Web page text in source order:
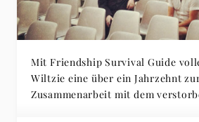
Mit Friendship Survival Guide
Wiltzie eine über ein Jahrzehnt
Zusammenarbeit mit dem